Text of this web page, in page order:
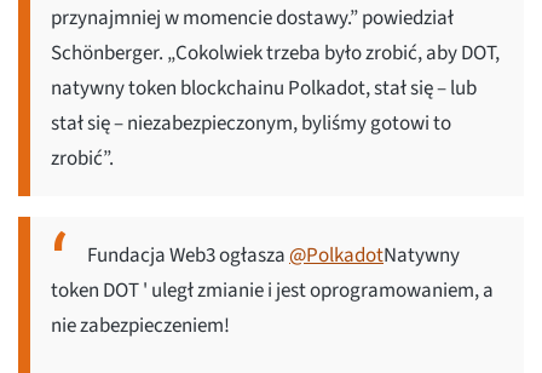
przynajmniej w momencie dostawy.” powiedział
Schönberger. „Cokolwiek trzeba było zrobić, aby DOT,
natywny token blockchainu Polkadot, stał się – lub
stał się – niezabezpieczonym, byliśmy gotowi to
zrobić”.
Fundacja Web3 ogłasza@PolkadotNatywny
token DOT ' uległ zmianie i jest oprogramowaniem, a
nie zabezpieczeniem!